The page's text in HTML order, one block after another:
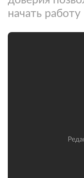
начать работу